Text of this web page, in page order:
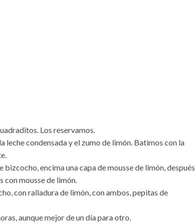
Los reservamos.
leche condensada y el zumo de limón. Batimos con la
encima una capa de mousse de limón, después
mousse de limón.
con ralladura de limón, con ambos, pepitas de
aunque mejor de un día para otro.